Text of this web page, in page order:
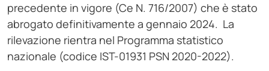
precedente in vigore (Ce N. 716/2007) che è stato
abrogato definitivamente a gennaio 2024. La
rilevazione rientra nel Programma statistico
nazionale (codice IST-01931 PSN 2020-2022).